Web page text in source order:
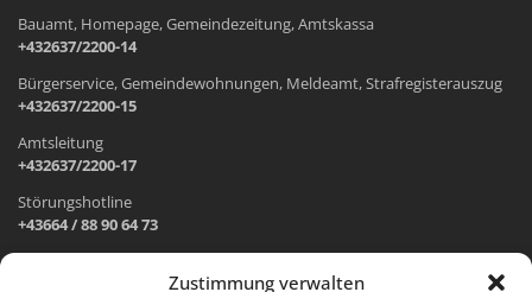
Zustimmung verwalten
Bauamt, Homepage, Gemeindezeitung, Amtskassa
+432637/2200-14
Bürgerservice, Gemeindewohnungen, Meldeamt, Strafregisterauszug
+432637/2200-15
Amtsleitung
+432637/2200-17
Störungshotline
+43664 / 88 90 64 73